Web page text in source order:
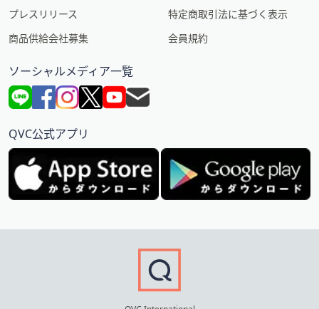
プレスリリース
商品供給会社募集
特定商取引法に基づく表示
会員規約
ソーシャルメディア一覧
QVC公式アプリ